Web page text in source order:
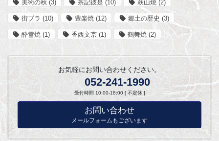
美術の秋 (3) 茶記彼是 (10) 萩山焼 (2)
街ブラ (10) 豊楽焼 (12) 郷土の歴史 (3)
酔雪焼 (1) 香西文京 (1) 鶴舞焼 (2)
お気軽にお問い合わせください。
052-241-1990
受付時間 10:00-18:00 [ 不定休 ]
お問い合わせ
メールフォームもございます